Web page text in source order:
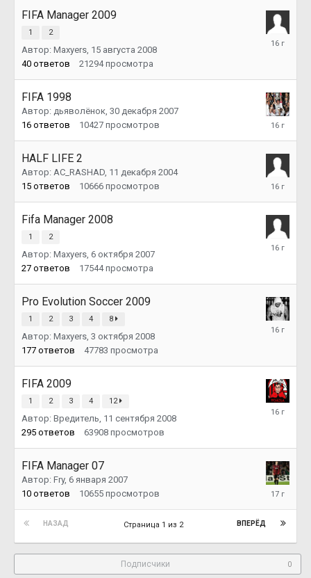
FIFA Manager 2009
1 2
Автор: Maxyers, 15 августа 2008
40 ответов 21294 просмотра
13
FIFA 1998
Автор: дьяволёнок, 30 декабря 2007
16 ответов 10427 просмотров
12
2010
HALF LIFE 2
Автор: AC_RASHAD, 11 декабря 2004
15 ответов 10666 просмотров
2009
Fifa Manager 2008
1 2
Автор: Maxyers, 6 октября 2007
27 ответов 17544 просмотра
29
Pro Evolution Soccer 2009
1 2 3 4 8
Автор: Maxyers, 3 октября 2008
177 ответов 47783 просмотра
22
FIFA 2009
1 2 3 4 12
Автор: Вредитель, 11 сентября 2008
295 ответов 63908 просмотров
12
FIFA Manager 07
Автор: Fry, 6 января 2007
10 ответов 10655 просмотров
2009
НАЗАД ВПЕРЁД
Страница 1 из 2
Подписчики 0